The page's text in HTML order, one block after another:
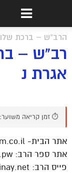
הרב"ש – ברכת
רב"ש –
אגרת נ
⏱️ זמן קריאה משוער:
אתר הבית- https://hasulam.co.il
אתר ספר הרב: http://parasha.pw
פייס הרב: http://adamsinay.net